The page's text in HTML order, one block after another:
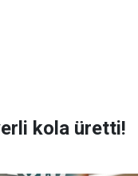
kola üretti!